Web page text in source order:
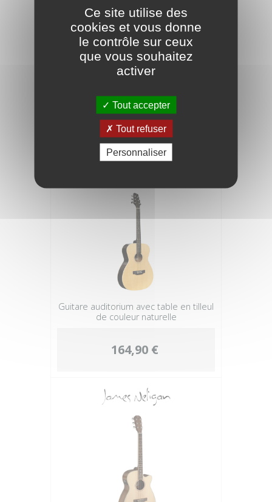
279,00 €
Guitare auditorium avec table en tilleul
de couleur naturelle
164,90 €
Ce site utilise des
cookies et vous donne
le contrôle sur ceux
que vous souhaitez
activer
Tout accepter
Tout refuser
Personnaliser